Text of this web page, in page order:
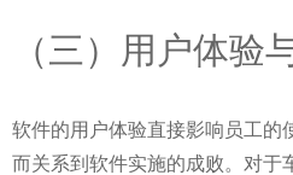
（三）用户体验
软件的用户体验直接影响员工的
而关系到软件实施的成败。对于